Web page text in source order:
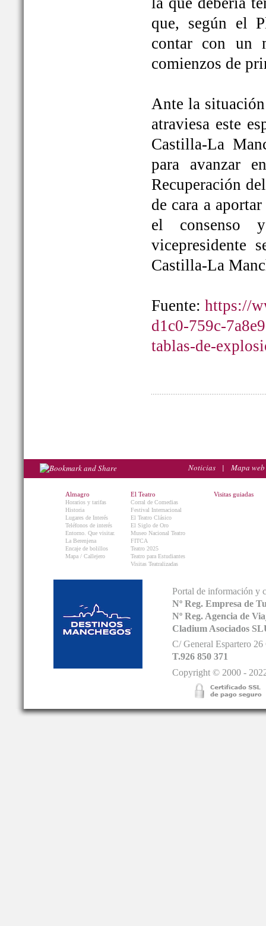
que, según el
contar con un
comienzos de
Ante la
atraviesa este
Castilla-La
para avanzar
Recuperación
de cara a
el consenso
vicepresidente
Castilla-La
Fuente: https://
d1c0-759c-
tablas-de-
Noticias | Mapa web
Almagro
Horarios y tarifas
Historia
Lugares de Interés
Teléfonos de interés
Entorno. Que visitar.
La Berenjena
Encaje de bolillos
Mapa / Callejero
El Teatro
Corral de Comedias
Festival Internacional
El Teatro Clásico
El Siglo de Oro
Museo Nacional Teatro
FITCA
Teatro 2025
Teatro para Estudiantes
Visitas Teatralizadas
Visitas guiadas
Portal de información y
Nº Reg. Empresa de
Nº Reg. Agencia de
Cladium Asociados
C/ General Espartero
T.926 850 371
Copyright © 2000 -